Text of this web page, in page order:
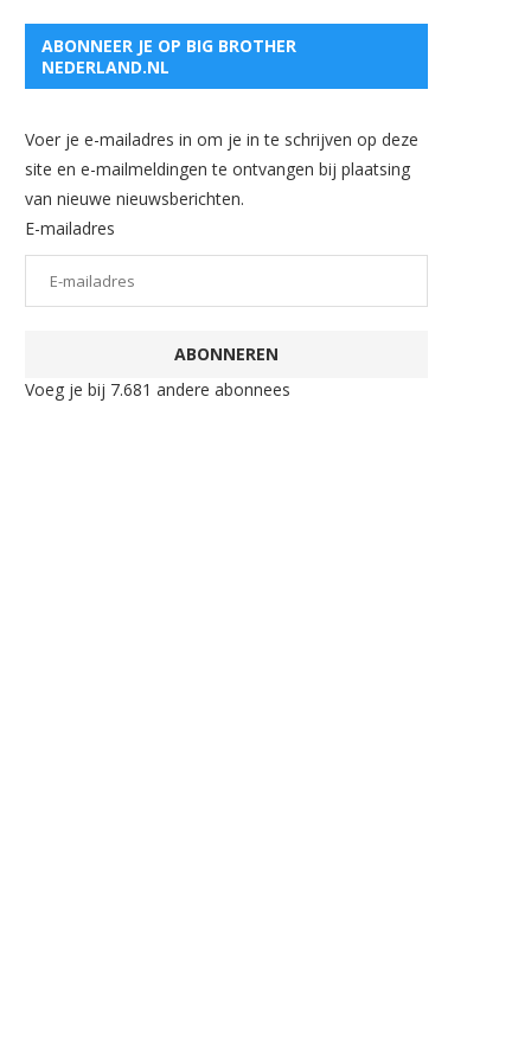
ABONNEER JE OP BIG BROTHER
NEDERLAND.NL
Voer je e-mailadres in om je in te schrijven op deze
site en e-mailmeldingen te ontvangen bij plaatsing
van nieuwe nieuwsberichten.
E-mailadres
ABONNEREN
Voeg je bij 7.681 andere abonnees